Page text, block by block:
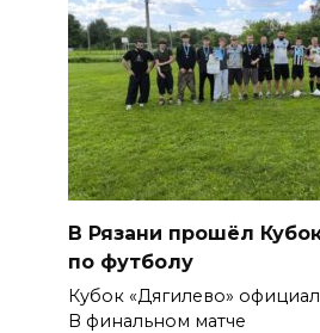
В Рязани прошёл
по футболу
Кубок «Дягилево»
В финальном матче